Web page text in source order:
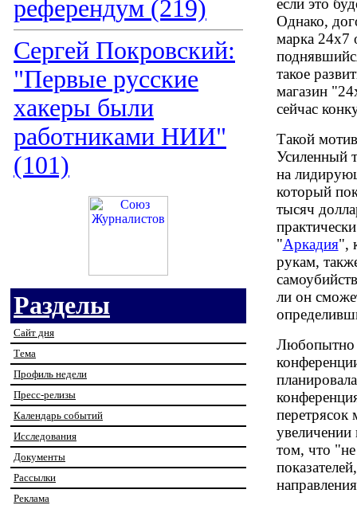
референдум (219)
Сергей Покровский:
"Первые русские
хакеры были
работниками НИИ"
(101)
Разделы
Сайт дня
Тема
Профиль недели
Пресс-релизы
Календарь событий
Исследования
Документы
Рассылки
Реклама
если это
Однако,
марка 24x7
такое
магазин
сейчас
Такой
Усиленный
на
который
тысяч
"Аркадия",
рукам,
ли он
Любопытно
перетрясок
увеличении
том, что "не